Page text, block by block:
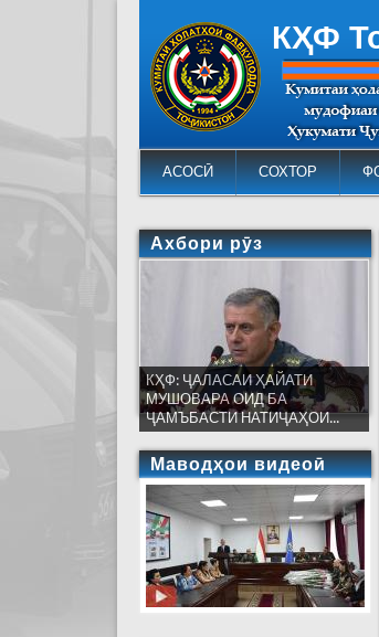
КҲФ
АСОСӢ СОХТОР
Ахбори рӯз
КҲФ: ҶАЛАСАИ ҲАЙАТИ
МУШОВАРА ОИД БА
ҶАМЪБАСТИ НАТИҶАҲОИ...
Маводҳои видеоӣ